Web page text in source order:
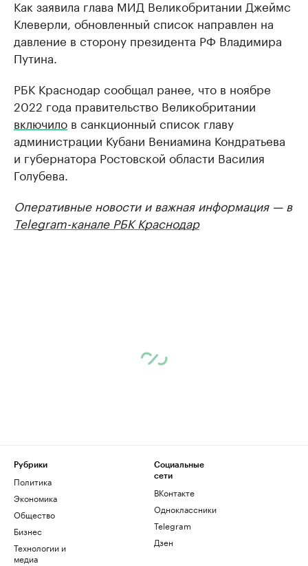
Как заявила глава МИД Великобритании Джеймс
Клеверли, обновленный список направлен на
давление в сторону президента РФ Владимира
Путина.
РБК Краснодар сообщал ранее, что в ноябре
2022 года правительство Великобритании
включило в санкционный список главу
администрации Кубани Вениамина Кондратьева
и губернатора Ростовской области Василия
Голубева.
Оперативные новости и важная информация — в
Telegram-канале РБК Краснодар
Рубрики
Политика
Экономика
Общество
Бизнес
Технологии и
медиа
Социальные
сети
ВКонтакте
Одноклассники
Telegram
Дзен